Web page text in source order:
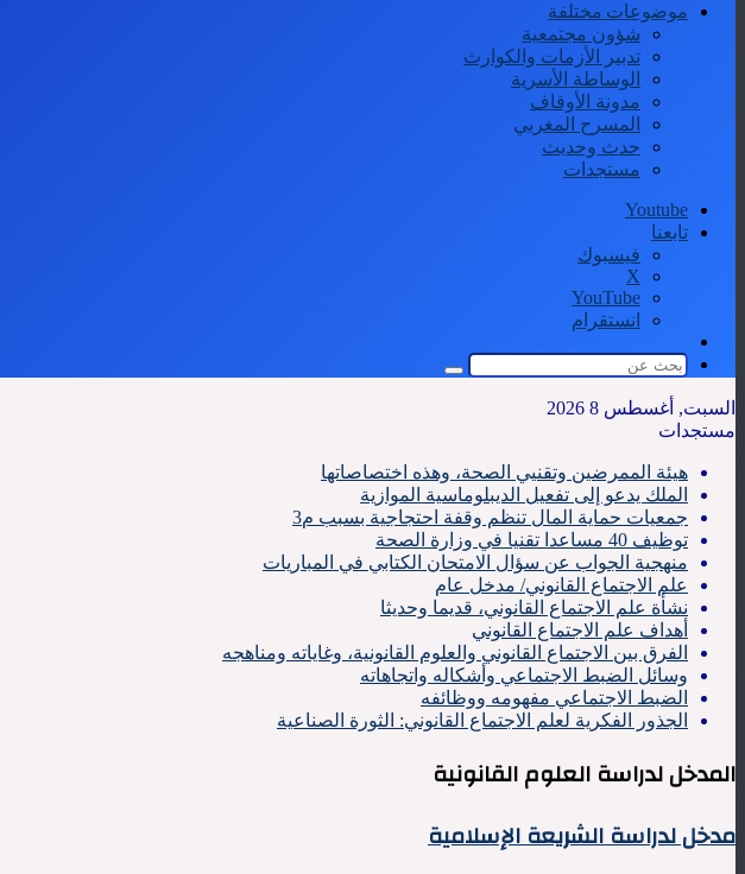
موضوعات مختلفة
شؤون مجتمعية
تدبير الأزمات والكوارث
الوساطة الأسرية
مدونة الأوقاف
المسرح المغربي
حدث وحديث
مستجدات
Youtube
تابعنا
فيسبوك
‫X
‫YouTube
انستقرام
المظلم
بحث
السبت, أغسطس 8 2026
مستجدات
هيئة الممرضين وتقنيي الصحة، وهذه اختصاصاتها
الملك يدعو إلى تفعيل الديبلوماسية الموازية
جمعيات حماية المال تنظم وقفة احتجاجية بسبب م3
توظيف 40 مساعدا تقنيا في وزارة الصحة
منهجية الجواب عن سؤال الامتحان الكتابي في المباريات
علم الاجتماع القانوني/ مدخل عام
نشأة علم الاجتماع القانوني، قديما وحديثا
أهداف علم الاجتماع القانوني
الفرق بين الاجتماع القانوني والعلوم القانونية، وغاياته ومناهجه
وسائل الضبط الاجتماعي وأشكاله واتجاهاته
الضبط الاجتماعي مفهومه ووظائفه
الجذور الفكرية لعلم الاجتماع القانوني: الثورة الصناعية
المدخل لدراسة العلوم القانونية
مدخل لدراسة الشريعة الإسلامية